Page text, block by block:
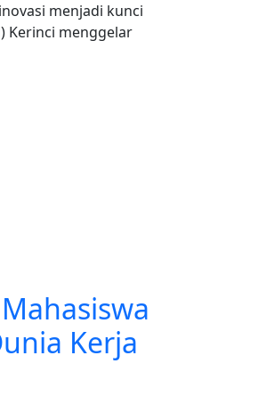
menjadi kunci
Kerinci menggelar
Kerja